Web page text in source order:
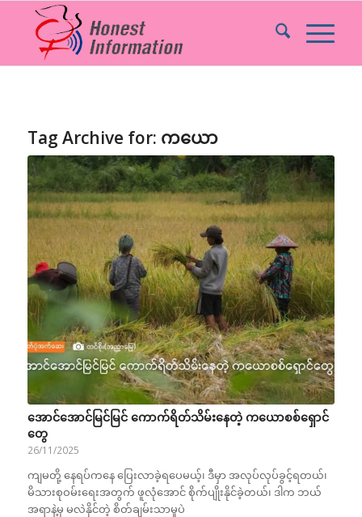
Tag Archive for: ကယော
အောင်အောင်မြင်မြင် ကောက်ရိတ်သိမ်းနေတဲ့ ကယောစစ်ရှောင်
တွေ
26/11/2025
ကျမတို့ နေရပ်ကနေ ပြေးလာခဲ့ရပေမယ့်၊ ဒီမှာ အလုပ်လုပ်ခွင့်ရတယ်၊
မိသားစုဝမ်းရေးအတွက် ဖူလုံအောင် စိုက်ပျိုးနိုင်ခဲ့တယ်၊ ဒါက ဘယ်
အရာနဲ့မှ မလဲနိုင်တဲ့ စိတ်ချမ်းသာမှုပဲ